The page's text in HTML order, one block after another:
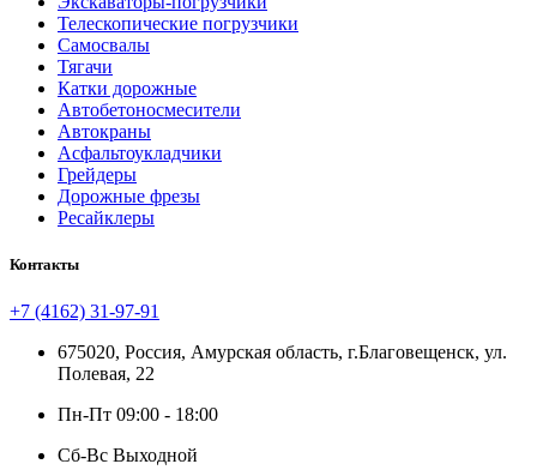
Телескопические погрузчики
Самосвалы
Тягачи
Катки дорожные
Автобетоносмесители
Автокраны
Асфальтоукладчики
Грейдеры
Дорожные фрезы
Ресайклеры
Контакты
+7 (4162) 31-97-91
675020, Россия, Амурская область, г.Благовещенск, ул.
Полевая, 22
Пн-Пт 09:00 - 18:00
Сб-Вс Выходной